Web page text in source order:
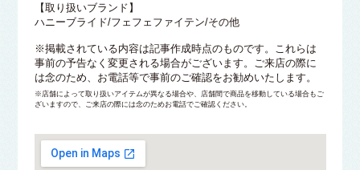
【取り扱いブランド】
ハニーブライド/フェフェファイテン/その他
※掲載されている内容は記事作成時点のものです。これらは
事前の予告なく変更される場合がございます。ご来店の際に
は念のため、お電話等で事前のご確認をお勧めいたします。
※店舗によって取り扱いアイテムが異なる場合や、店舗間で商品を移動している場合もご
ざいますので、ご来店の際には念のためお電話でご確認ください。